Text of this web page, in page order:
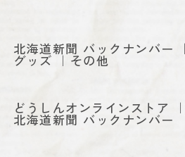
北海道新聞 バックナンバー
グッズ その他
どうしんオンラインストア
北海道新聞 バックナンバー